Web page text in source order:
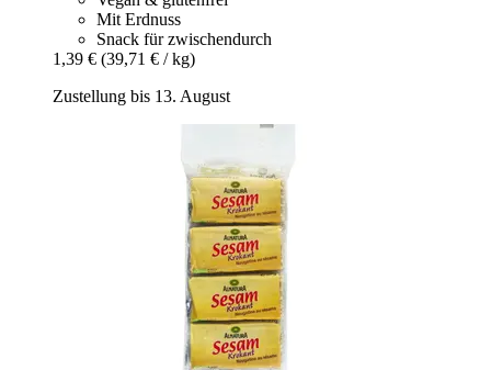
Mit Erdnuss
Snack für zwischendurch
1,39 € (39,71 € / kg)
Zustellung bis 13. August